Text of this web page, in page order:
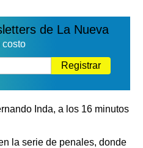
de La Nueva
costo
Registrar
Inda, a los 16 minutos
la serie de penales, donde